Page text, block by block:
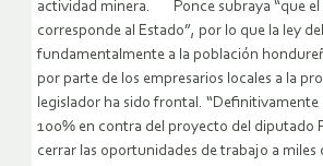
actividad minera. Ponce subraya “que el
corresponde al Estado”, por lo que la ley
fundamentalmente a la población
por parte de los empresarios locales a la
legislador ha sido frontal. “Definitivamente
100% en contra del proyecto del diputado
cerrar las oportunidades de trabajo a miles